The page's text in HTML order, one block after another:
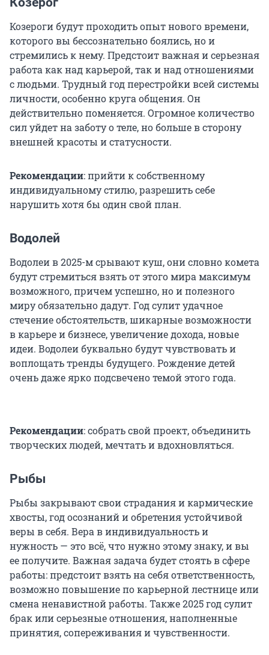
Козероги будут проходить опыт нового времени,
которого вы бессознательно боялись, но и
стремились к нему. Предстоит важная и серьезная
работа как над карьерой, так и над отношениями
с людьми. Трудный год перестройки всей системы
личности, особенно круга общения. Он
действительно поменяется. Огромное количество
сил уйдет на заботу о теле, но больше в сторону
внешней красоты и статусности.
Рекомендации: прийти к собственному
индивидуальному стилю, разрешить себе
нарушить хотя бы один свой план.
Водолей
Водолеи в 2025-м срывают куш, они словно комета
будут стремиться взять от этого мира максимум
возможного, причем успешно, но и полезного
миру обязательно дадут. Год сулит удачное
стечение обстоятельств, шикарные возможности
в карьере и бизнесе, увеличение дохода, новые
идеи. Водолеи буквально будут чувствовать и
воплощать тренды будущего. Рождение детей
очень даже ярко подсвечено темой этого года.
Рекомендации: собрать свой проект, объединить
творческих людей, мечтать и вдохновляться.
Рыбы
Рыбы закрывают свои страдания и кармические
хвосты, год осознаний и обретения устойчивой
веры в себя. Вера в индивидуальность и
нужность — это всё, что нужно этому знаку, и вы
ее получите. Важная задача будет стоять в сфере
работы: предстоит взять на себя ответственность,
возможно повышение по карьерной лестнице или
смена ненавистной работы. Также 2025 год сулит
брак или серьезные отношения, наполненные
принятия, сопереживания и чувственности.